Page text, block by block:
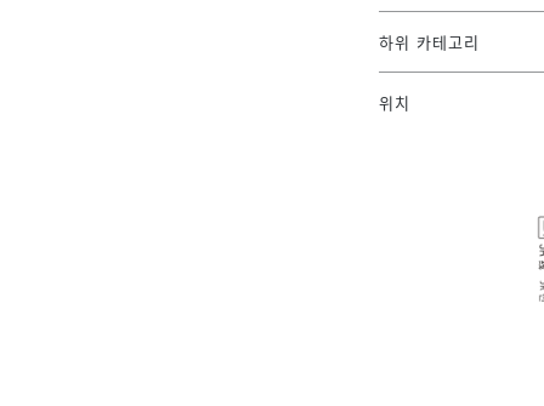
하위 카테고리
위치